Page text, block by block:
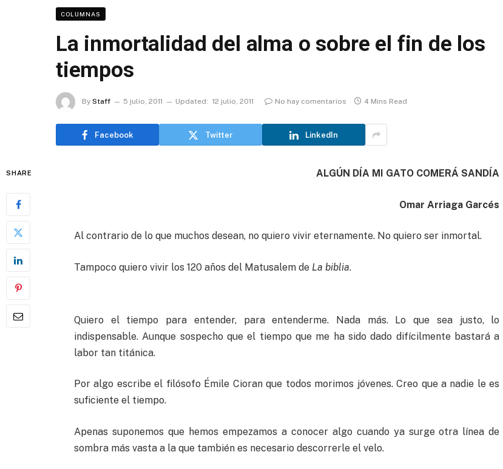
COLUMNAS
La inmortalidad del alma o sobre el fin de los
tiempos
By Staff 5 julio, 2011 Updated: 12 julio, 2011 No hay comentarios 4 Mins Read
Facebook Twitter LinkedIn
SHARE ALGÚN DÍA MI GATO COMERÁ SANDÍA
Omar Arriaga Garcés
Al contrario de lo que muchos desean, no quiero vivir eternamente. No quiero ser inmortal.
Tampoco quiero vivir los 120 años del Matusalem de La biblia.
Quiero el tiempo para entender, para entenderme. Nada más. Lo que sea justo, lo
indispensable. Aunque sospecho que el tiempo que me ha sido dado difícilmente bastará a
labor tan titánica.
Por algo escribe el filósofo Émile Cioran que todos morimos jóvenes. Creo que a nadie le es
suficiente el tiempo.
Apenas suponemos que hemos empezamos a conocer algo cuando ya surge otra línea de
sombra más vasta a la que también es necesario descorrerle el velo.